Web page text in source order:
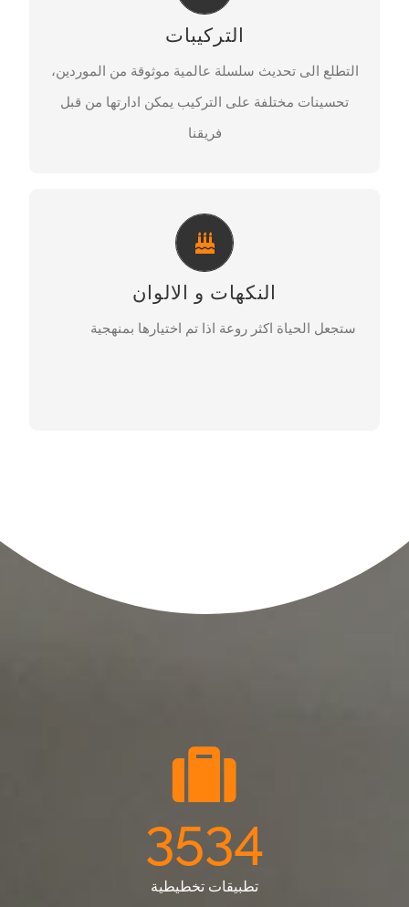
التركيبات
التطلع الى تحديث سلسلة عالمية موثوقة من الموردين،
تحسينات مختلفة على التركيب يمكن ادارتها من قبل
فريقنا
مدى واسع من التركيبات، الانزيمات، المستحلبات و
تواصل معنا
النكهات و الالوان
ستجعل الحياة اكثر روعة اذا تم اختيارها بمنهجية‌‌
رائحة قوس قزح
‌تنوع في النكهات والالوان التي تلبي رغبة الزبائن‌
3534
تطبيقات تخطيطية